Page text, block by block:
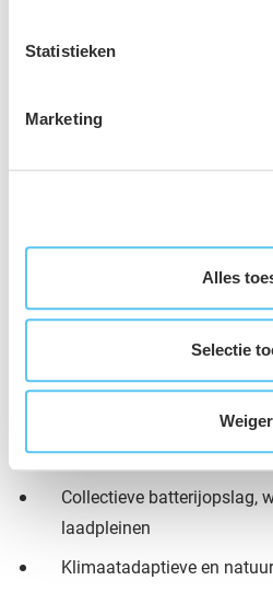
Statistieken
Marketing
Alles
Selectie
netcapaciteit, mogelijkheden
vroegtijdig in beeld. Daarvoor
we ambities naar maakbare en
oplossingen voor woonwijken,
windparken en het landelijk
ontwikkelaars, bouwers,
Zonnepanelen,
en warmtenetten
Collectieve batterijopslag,
laadpleinen
Klimaatadaptieve en